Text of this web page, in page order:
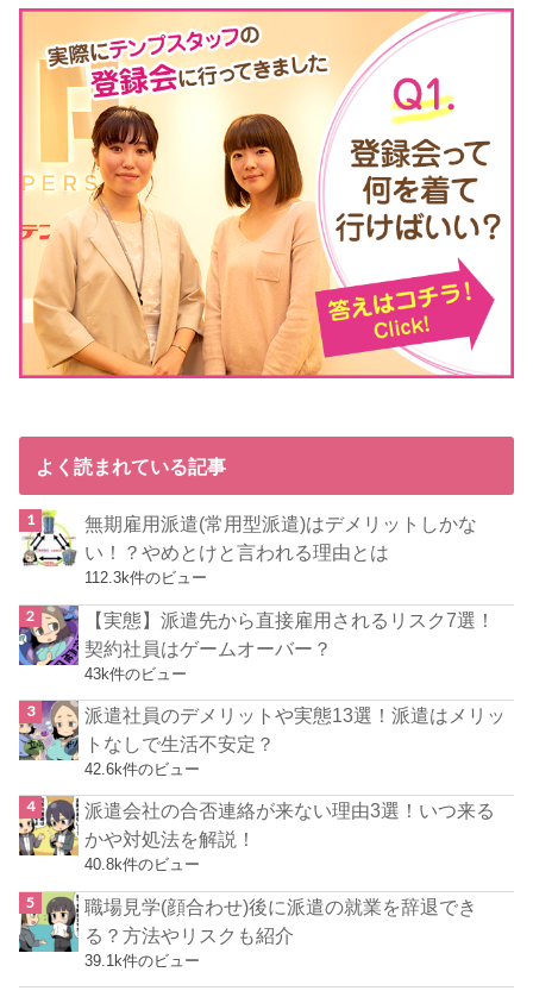
よく読まれている記事
無期雇用派遣(常用型派遣)はデメリットしかな
い！？やめとけと言われる理由とは
112.3k件のビュー
【実態】派遣先から直接雇用されるリスク7選！
契約社員はゲームオーバー？
43k件のビュー
派遣社員のデメリットや実態13選！派遣はメリッ
トなしで生活不安定？
42.6k件のビュー
派遣会社の合否連絡が来ない理由3選！いつ来る
かや対処法を解説！
40.8k件のビュー
職場見学(顔合わせ)後に派遣の就業を辞退でき
る？方法やリスクも紹介
39.1k件のビュー